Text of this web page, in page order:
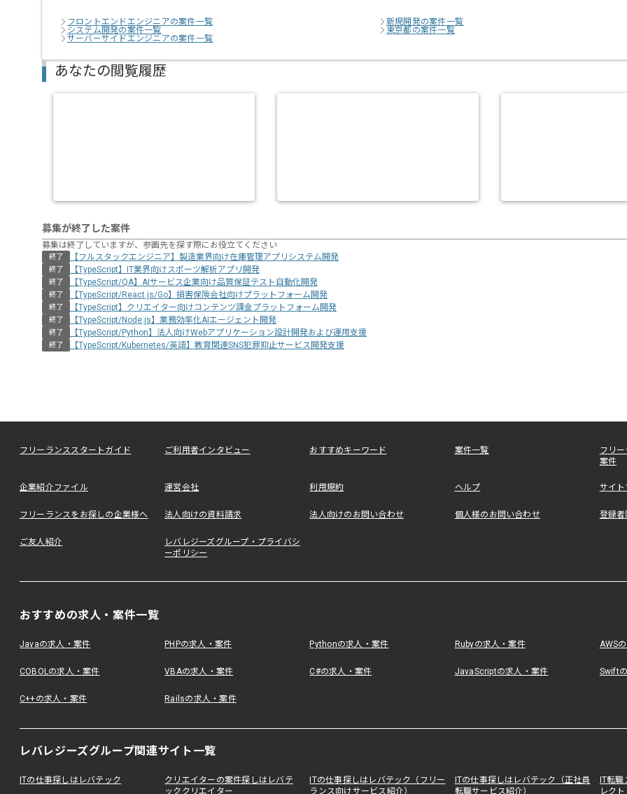
フロントエンドエンジニアの案件一覧
新規開発の案件一覧
システム開発の案件一覧
東京都の案件一覧
サーバーサイドエンジニアの案件一覧
あなたの閲覧履歴
募集が終了した案件
募集は終了していますが、参画先を探す際にお役立てください
終了 【フルスタックエンジニア】製造業界向け在庫管理アプリシステム開発
終了 【TypeScript】IT業界向けスポーツ解析アプリ開発
終了 【TypeScript/QA】AIサービス企業向け品質保証テスト自動化開発
終了 【TypeScript/React.js/Go】損害保険会社向けプラットフォーム開発
終了 【TypeScript】クリエイター向けコンテンツ課金プラットフォーム開発
終了 【TypeScript/Node.js】業務効率化AIエージェント開発
終了 【TypeScript/Python】法人向けWebアプリケーション設計開発および運用支援
終了 【TypeScript/Kubernetes/英語】教育関連SNS犯罪抑止サービス開発支援
フリーランススタートガイド ご利用者インタビュー おすすめキーワード 案件一覧
フリ
案件
企業紹介ファイル 運営会社 利用規約 ヘルプ サイ
フリーランスをお探しの企業様へ 法人向けの資料請求 法人向けのお問い合わせ 個人様のお問い合わせ 登録者
ご友人紹介
レバレジーズグループ・プライバシ
ーポリシー
おすすめの求人・案件一覧
Javaの求人・案件 PHPの求人・案件 Pythonの求人・案件 Rubyの求人・案件 AWS
COBOLの求人・案件 VBAの求人・案件 C#の求人・案件 JavaScriptの求人・案件 Swift
C++の求人・案件 Railsの求人・案件
レバレジーズグループ関連サイト一覧
ITの仕事探しはレバテック
クリエイターの案件探しはレバテ
ッククリエイター
ITの仕事探しはレバテック（フリー
ランス向けサービス紹介）
ITの仕事探しはレバテック（正社員
転職サービス紹介）
IT転
レクト